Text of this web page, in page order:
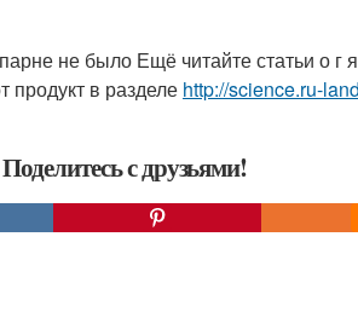
не было Ещё читайте статьи о
продукт в разделе http://science.ru-
с друзьями!